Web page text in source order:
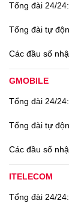
Tổng đài 24/24:
Tổng đài tự
Các đầu số
GMOBILE
Tổng đài 24/24:
Tổng đài tự
Các đầu số
ITELECOM
Tổng đài 24/24: